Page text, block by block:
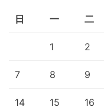
日
一 二
1 2
7 8 9
14 15 16